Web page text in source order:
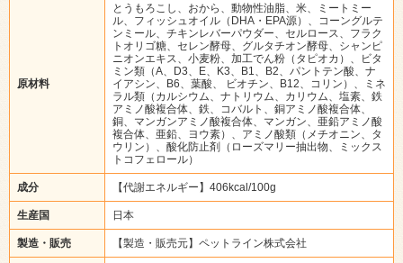
原材料
とうもろこし、おから、動物性油脂、米、ミートミー
ル、フィッシュオイル（DHA・EPA源）、コーングルテ
ンミール、チキンレバーパウダー、セルロース、フラク
トオリゴ糖、セレン酵母、グルタチオン酵母、シャンピ
ニオンエキス、小麦粉、加工でん粉（タピオカ）、ビタ
ミン類（A、D3、E、K3、B1、B2、パントテン酸、ナ
イアシン、B6、葉酸、 ビオチン、B12、コリン）、ミネ
ラル類（カルシウム、ナトリウム、カリウム、塩素、鉄
アミノ酸複合体、鉄、コバルト、銅アミノ酸複合体、
銅、マンガンアミノ酸複合体、マンガン、亜鉛アミノ酸
複合体、亜鉛、ヨウ素）、アミノ酸類（メチオニン、タ
ウリン）、酸化防止剤（ローズマリー抽出物、ミックス
トコフェロール）
成分 【代謝エネルギー】406kcal/100g
生産国 日本
製造・販売 【製造・販売元】ペットライン株式会社